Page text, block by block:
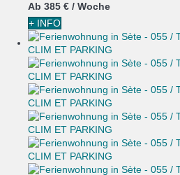
Ab 385 € / Woche
+ INFO